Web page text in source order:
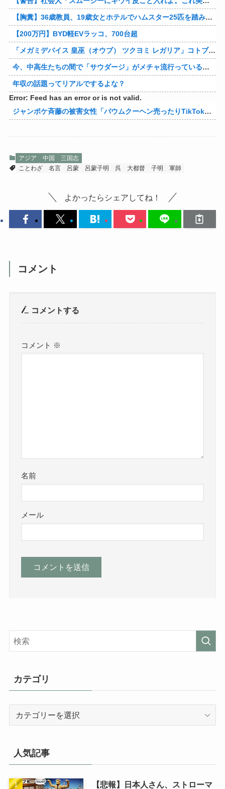
【胸糞】36歳教員、19歳女とホテルでハムスター25匹を踏み潰すなどして逮捕
【200万円】BYD軽EVラッコ、700台超
「メガミデバイス 皇巫（オウブ） ツクヨミ レガリア」コトブキヤデビュー…
今、中高生たちの間で「サウダージ」がメチャ流行っているらしい
年収の話題ってリアルでするよな？
Error: Feed has an error or is not valid.
ジャンポケ斉藤の被害女性「バウムクーヘン売ったりTikTokライブしててムカついたから示談しなかった」
アジア 中国
三国志
ことわざ
名言 呂蒙 呂蒙子明 呉 大都督 子明 軍師
よかったらシェアしてね！
コメント
コメントする
コメント ※
名前
メール
カテゴリ
人気記事
【悲報】日本人さん、ストローマ